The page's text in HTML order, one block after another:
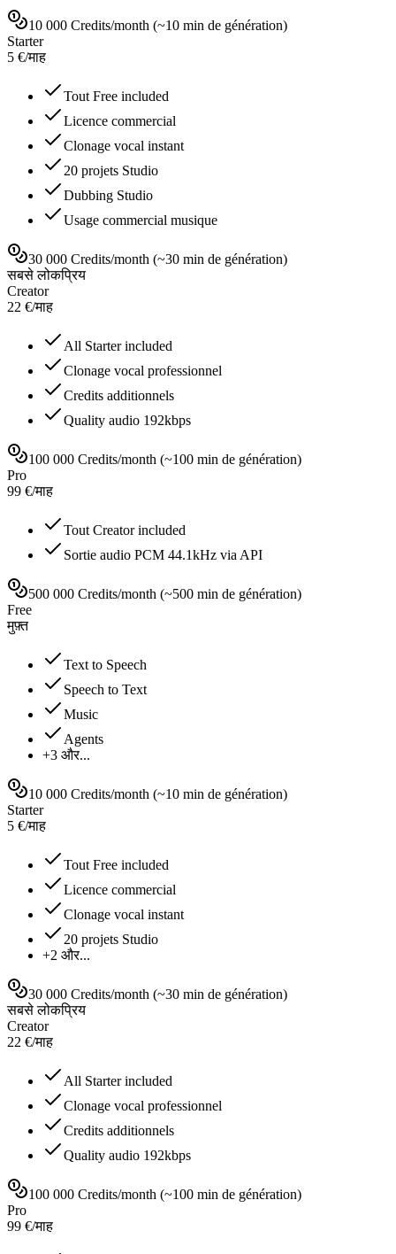
10 000 Credits/month (~10 min de génération)
Starter
5 €/माह
Tout Free included
Licence commercial
Clonage vocal instant
20 projets Studio
Dubbing Studio
Usage commercial musique
30 000 Credits/month (~30 min de génération)
सबसे लोकप्रिय
Creator
22 €/माह
All Starter included
Clonage vocal professionnel
Credits additionnels
Quality audio 192kbps
100 000 Credits/month (~100 min de génération)
Pro
99 €/माह
Tout Creator included
Sortie audio PCM 44.1kHz via API
500 000 Credits/month (~500 min de génération)
Free
मुफ़्त
Text to Speech
Speech to Text
Music
Agents
+3 और...
10 000 Credits/month (~10 min de génération)
Starter
5 €/माह
Tout Free included
Licence commercial
Clonage vocal instant
20 projets Studio
+2 और...
30 000 Credits/month (~30 min de génération)
सबसे लोकप्रिय
Creator
22 €/माह
All Starter included
Clonage vocal professionnel
Credits additionnels
Quality audio 192kbps
100 000 Credits/month (~100 min de génération)
Pro
99 €/माह